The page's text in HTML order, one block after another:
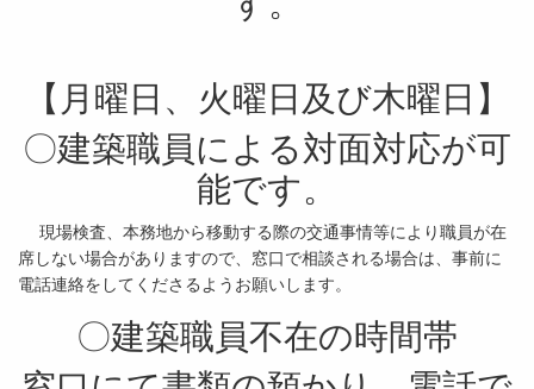
【月曜日、火曜日及び木曜日】
〇建築職員による対面対応が可
能です。
現場検査、本務地から移動する際の交通事情等により職員が在
席しない場合がありますので、窓口で相談される場合は、事前に
電話連絡をしてくださるようお願いします。
〇建築職員不在の時間帯